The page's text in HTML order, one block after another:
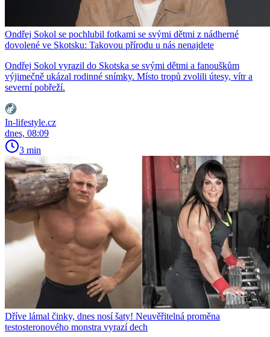
Ondřej Sokol se pochlubil fotkami se svými dětmi z nádherné
dovolené ve Skotsku: Takovou přírodu u nás nenajdete
Ondřej Sokol vyrazil do Skotska se svými dětmi a fanouškům
výjimečně ukázal rodinné snímky. Místo tropů zvolili útesy, vítr a
severní pobřeží.
In-lifestyle.cz
dnes, 08:09
3 min
Dříve lámal činky, dnes nosí šaty! Neuvěřitelná proměna
testosteronového monstra vyrazí dech